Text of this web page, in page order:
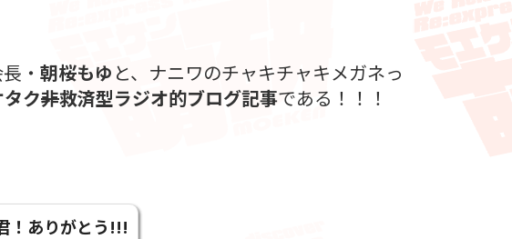
・ 朝桜もゆ と、ナニワのチャキチャキメガネっ
ク非救済型ラジオ的ブログ記事である！！！
！ありがとう!!!